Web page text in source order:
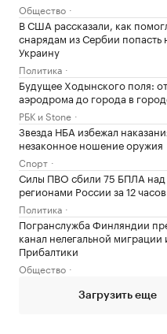
Общество
В США рассказали, как
снарядам из Сербии попасть
Украину
Политика
Будущее Ходынского поля:
аэродрома до города в
РБК и Stone
Звезда НБА избежал
незаконное ношение оружия
Спорт
Силы ПВО сбили 75 БПЛА над
регионами России за 12 часов
Политика
Погранслужба Финляндии
канал нелегальной миграции
Прибалтики
Общество
Загрузить еще